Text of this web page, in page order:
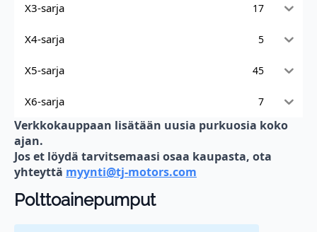
X3-sarja 17
X4-sarja 5
X5-sarja 45
X6-sarja 7
Verkkokauppaan lisätään uusia purkuosia koko
ajan.
Jos et löydä tarvitsemaasi osaa kaupasta, ota
yhteyttä myynti@tj-motors.com
Polttoainepumput